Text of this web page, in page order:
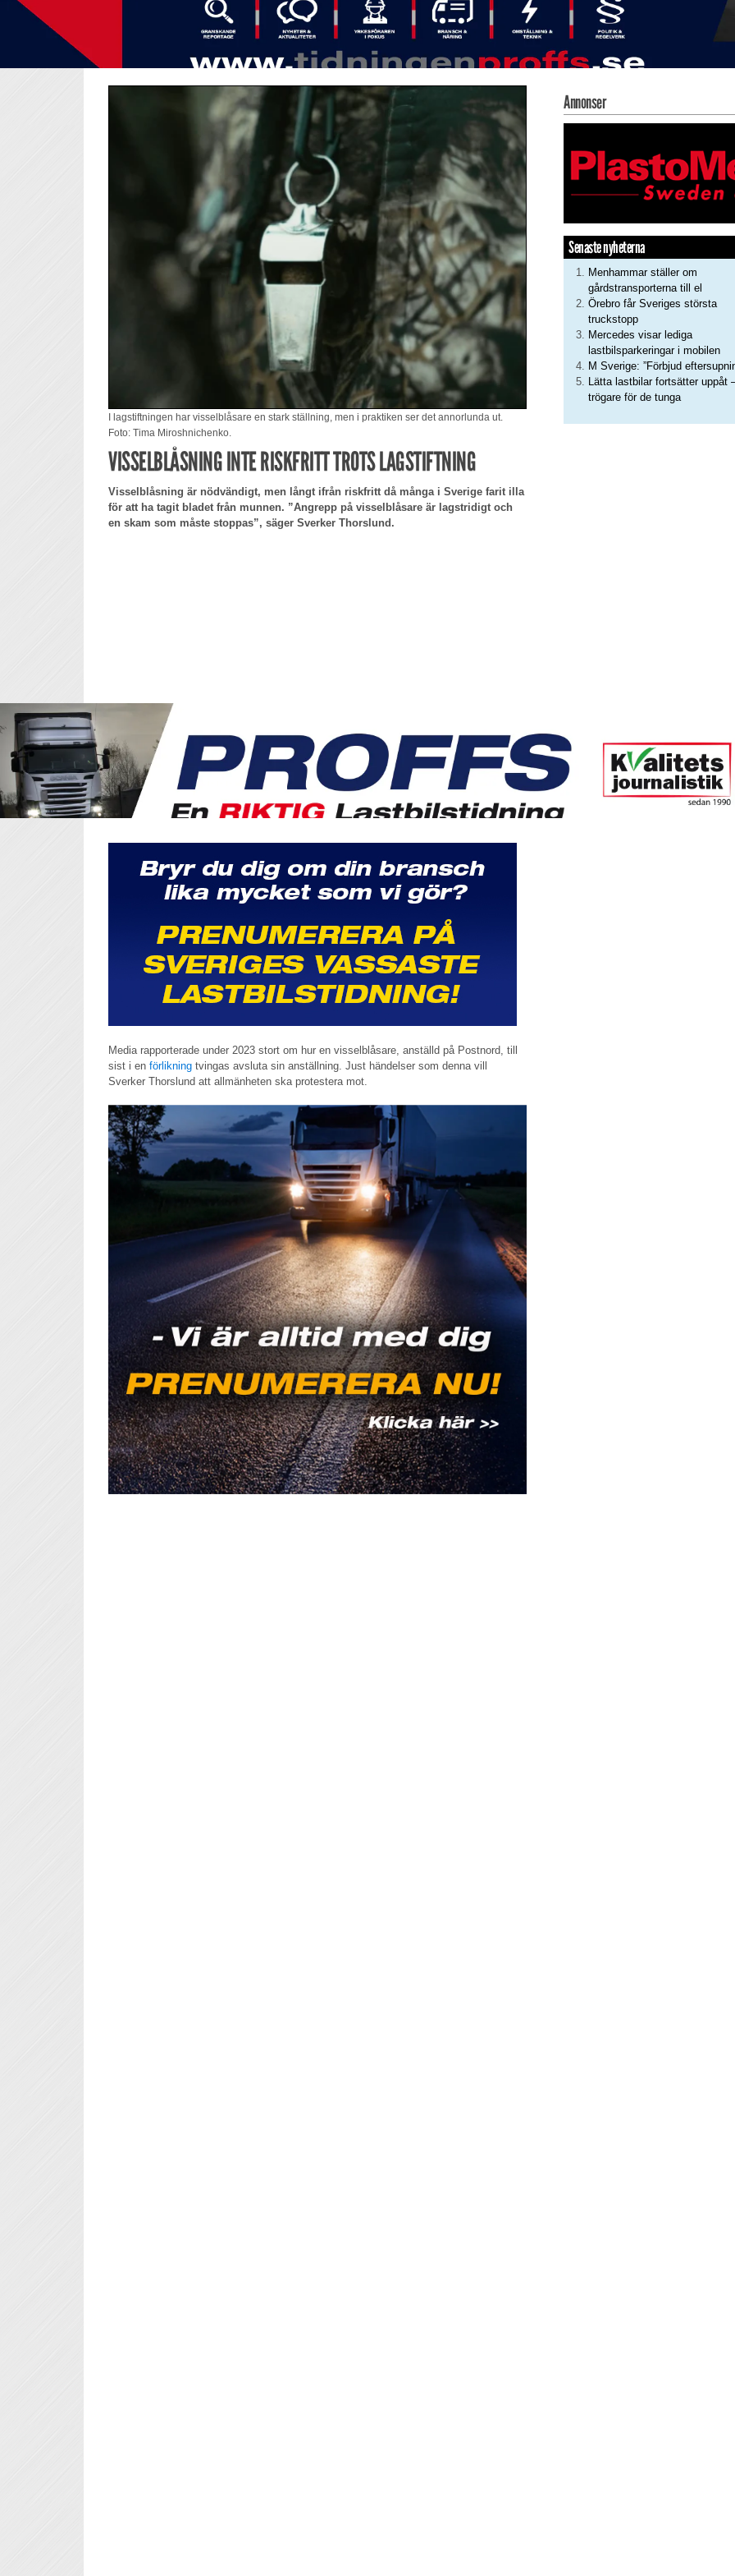
I lagstiftningen har visselblåsare en stark ställning, men i praktiken ser det annorlunda ut.
Foto: Tima Miroshnichenko.
VISSELBLÅSNING INTE RISKFRITT TROTS LAGSTIFTNING
Visselblåsning är nödvändigt, men långt ifrån riskfritt då många i Sverige farit illa
för att ha tagit bladet från munnen. ”Angrepp på visselblåsare är lagstridigt och
en skam som måste stoppas”, säger Sverker Thorslund.
Media rapporterade under 2023 stort om hur en visselblåsare, anställd på Postnord, till
sist i en förlikning tvingas avsluta sin anställning. Just händelser som denna vill
Sverker Thorslund att allmänheten ska protestera mot.
Annonser
Senaste nyheterna
Menhammar ställer om
gårdstransporterna till el
Örebro får Sveriges största
truckstopp
Mercedes visar lediga
lastbilsparkeringar i mobilen
M Sverige: ”Förbjud
Lätta lastbilar fortsätter uppåt
trögare för de tunga